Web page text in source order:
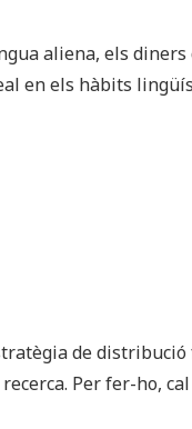
aliena, els diners
en els hàbits
de
Per fer-ho,